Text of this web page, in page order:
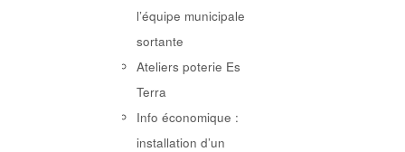
l’équipe municipale
sortante
Ateliers poterie Es
Terra
Info économique :
installation d’un